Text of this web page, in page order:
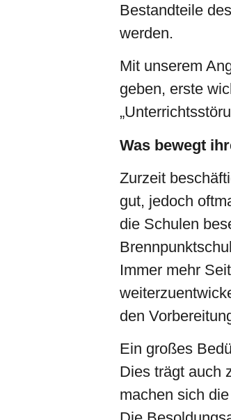
Bestandteile
werden.
Mit unserem
geben, erste
Was bewegt
Zurzeit
gut, jedoch
die Schulen
Immer mehr
den
Ein großes
Dies trägt auch
machen sich